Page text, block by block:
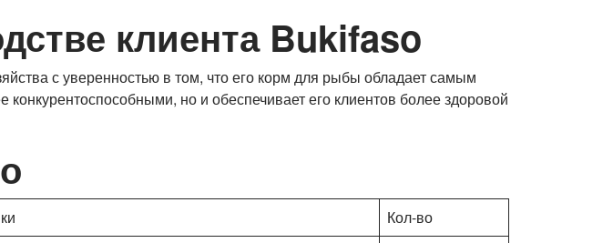
клиента Bukifaso
с уверенностью в том, что его корм для рыбы обладает самым
но и обеспечивает его клиентов более здоровой
Кол-во